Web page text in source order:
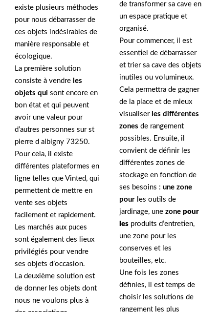
existe plusieurs méthodes
pour nous débarrasser de
ces objets indésirables de
manière responsable et
écologique.
La première solution
consiste à vendre les
objets qui sont encore en
bon état et qui peuvent
avoir une valeur pour
d’autres personnes sur st
pierre d albigny 73250.
Pour cela, il existe
différentes plateformes en
ligne telles que Vinted, qui
permettent de mettre en
vente ses objets
facilement et rapidement.
Les marchés aux puces
sont également des lieux
privilégiés pour vendre
ses objets d’occasion.
La deuxième solution est
de donner les objets dont
nous ne voulons plus à
de transformer sa cave en
un espace pratique et
organisé.
Pour commencer, il est
essentiel de débarrasser
et trier sa cave des objets
inutiles ou volumineux.
Cela permettra de gagner
de la place et de mieux
visualiser les différentes
zones de rangement
possibles. Ensuite, il
convient de définir les
différentes zones de
stockage en fonction de
ses besoins : une zone
pour les outils de
jardinage, une zone pour
les produits d’entretien,
une zone pour les
conserves et les
bouteilles, etc.
Une fois les zones
définies, il est temps de
choisir les solutions de
rangement les plus